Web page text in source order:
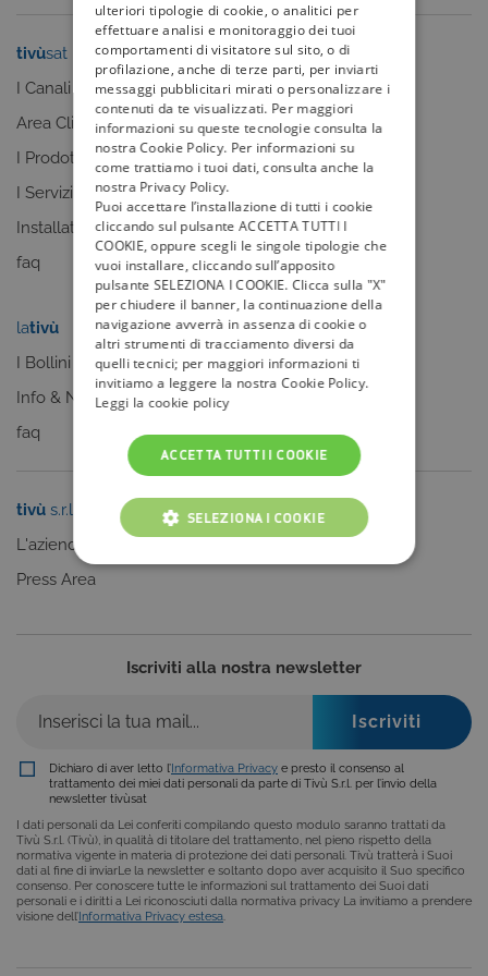
tivùsat
I Canali
Area Clienti
I Prodotti
I Servizi
Installatori
faq
tivù la guida
I programmi
I canali
La Guida +
lativù
I Bollini
Info & News
faq
mytivù
tivù s.r.l.
L'azienda
Press Area
Sei un editore?
Iscriviti alla nostra newsletter
Dichiaro di aver letto l’Informativa Privacy e presto il consenso al
trattamento dei miei dati personali da parte di Tivù S.r.l. per l’invio della
newsletter tivùsat
I dati personali da Lei conferiti compilando questo modulo saranno trattati da
Tivù S.r.l. (Tivù), in qualità di titolare del trattamento, nel pieno rispetto della
normativa vigente in materia di protezione dei dati personali. Tivù tratterà i Suoi
dati al fine di inviarLe la newsletter e soltanto dopo aver acquisito il Suo specifico
consenso. Per conoscere tutte le informazioni sul trattamento dei Suoi dati
personali e i diritti a Lei riconosciuti dalla normativa privacy La invitiamo a prendere
visione dell’Informativa Privacy estesa
ulteriori tipologie di cookie, o analitici per
effettuare analisi e monitoraggio dei tuoi
comportamenti di visitatore sul sito, o di
profilazione, anche di terze parti, per inviarti
messaggi pubblicitari mirati o personalizzare i
contenuti da te visualizzati. Per maggiori
informazioni su queste tecnologie consulta la
nostra Cookie Policy. Per informazioni su
come trattiamo i tuoi dati, consulta anche la
nostra Privacy Policy.
Puoi accettare l’installazione di tutti i cookie
cliccando sul pulsante ACCETTA TUTTI I
COOKIE, oppure scegli le singole tipologie che
vuoi installare, cliccando sull’apposito
pulsante SELEZIONA I COOKIE. Clicca sulla "X"
per chiudere il banner, la continuazione della
navigazione avverrà in assenza di cookie o
altri strumenti di tracciamento diversi da
quelli tecnici; per maggiori informazioni ti
invitiamo a leggere la nostra Cookie Policy.
Leggi la cookie policy
ACCETTA TUTTI I COOKIE
SELEZIONA I COOKIE
COOKIE TECNICI
Cookie tecnici
Cookie di profilazione
Funzionalità
Questi cookie sono necessari per il corretto
funzionamento del nostro sito e non possono
essere disattivati. Vengono impostati solo in
risposta ad azioni da te effettuate nel corso della